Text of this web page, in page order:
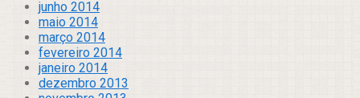
junho 2014
maio 2014
março 2014
fevereiro 2014
janeiro 2014
dezembro 2013